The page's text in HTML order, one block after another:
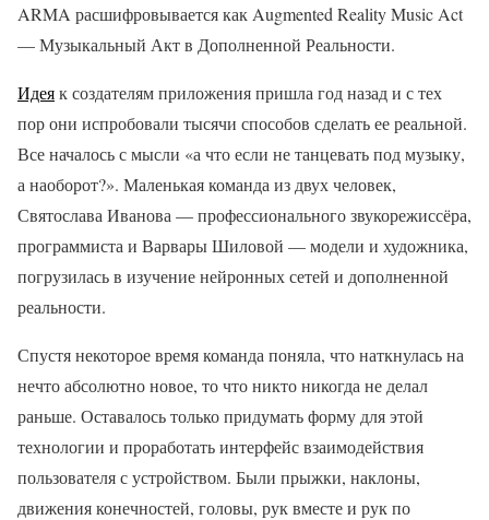
ARMA расшифровывается как Augmented Reality Music Act
— Музыкальный Акт в Дополненной Реальности.
Идеяк создателям приложения пришла год назад и с тех
пор они испробовали тысячи способов сделать ее реальной.
Все началось с мысли «а что если не танцевать под музыку,
а наоборот?». Маленькая команда из двух человек,
Святослава Иванова — профессионального звукорежиссёра,
программиста и Варвары Шиловой — модели и художника,
погрузилась в изучение нейронных сетей и дополненной
реальности.
Спустя некоторое время команда поняла, что наткнулась на
нечто абсолютно новое, то что никто никогда не делал
раньше. Оставалось только придумать форму для этой
технологии и проработать интерфейс взаимодействия
пользователя с устройством. Были прыжки, наклоны,
движения конечностей, головы, рук вместе и рук по